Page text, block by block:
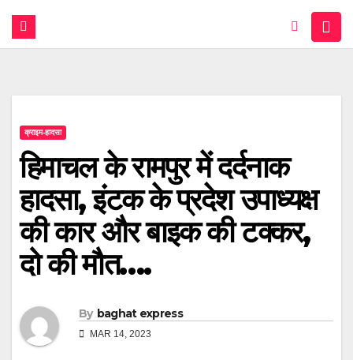
क्राइम-हादसा
हिमाचल के रामपुर में दर्दनाक
हादसा, इंटक के प्रदेश उपाध्यक्ष
की कार और बाइक की टक्कर,
दो की मौत….
By baghat express
MAR 14, 2023